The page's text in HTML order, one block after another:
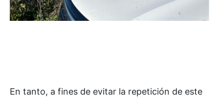
En tanto, a fines de evitar la repetición de este